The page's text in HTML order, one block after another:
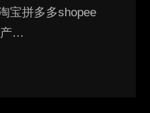
宝拼多多shopee
产…